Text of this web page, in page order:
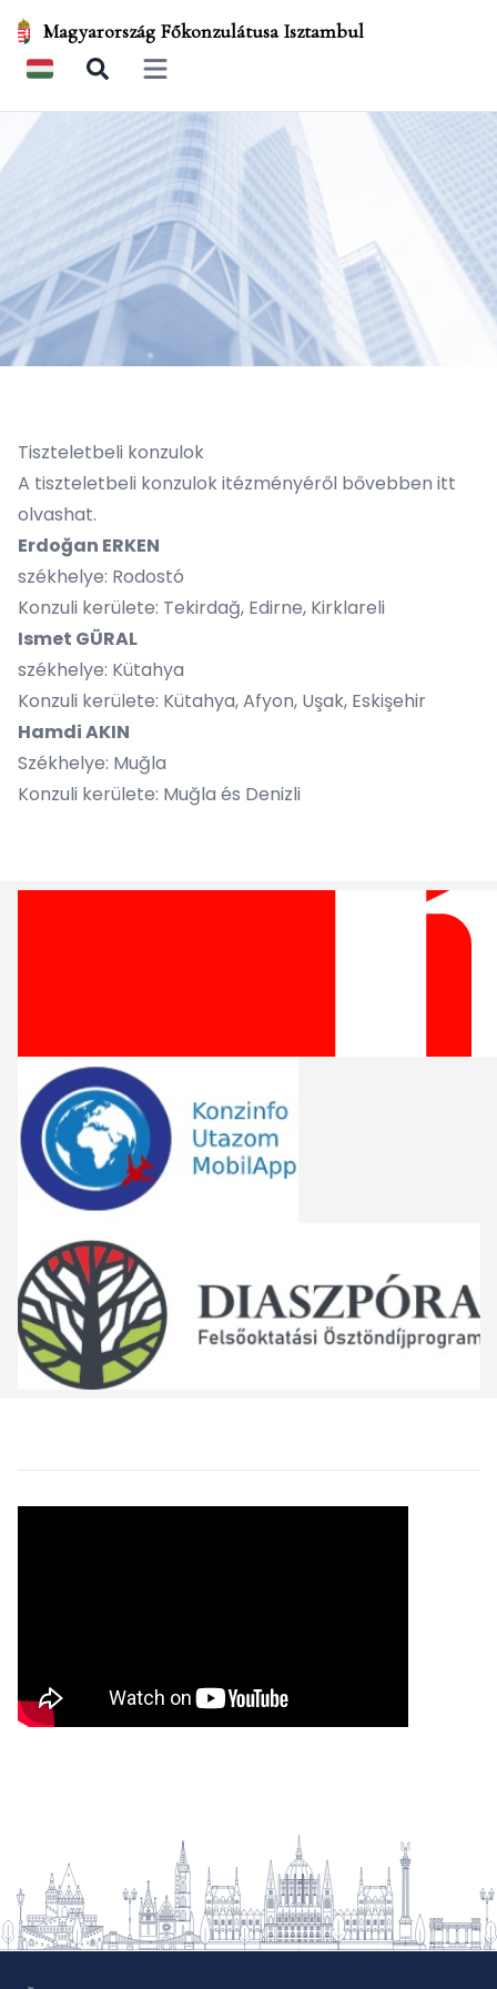
Magyarország Főkonzulátusa Isztambul
Open main menu
Tiszteletbeli konzulok
A tiszteletbeli konzulok itézményéről bővebben itt
olvashat.
Erdoğan ERKEN
székhelye: Rodostó
Konzuli kerülete: Tekirdağ, Edirne, Kirklareli
Ismet GÜRAL
székhelye: Kütahya
Konzuli kerülete: Kütahya, Afyon, Uşak, Eskişehir
Hamdi AKIN
Székhelye: Muğla
Konzuli kerülete: Muğla és Denizli